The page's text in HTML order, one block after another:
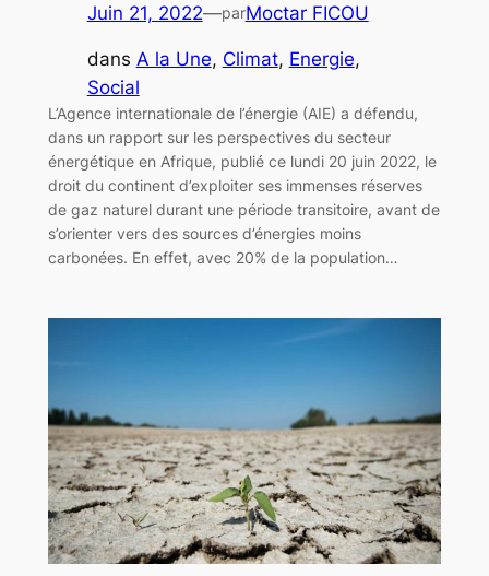
Juin 21, 2022—parMoctar FICOU
dans A la Une, Climat, Energie
Social
L’Agence internationale de l’énergie (AIE) a défendu,
dans un rapport sur les perspectives du secteur
énergétique en Afrique, publié ce lundi 20 juin 2022, le
droit du continent d’exploiter ses immenses réserves
de gaz naturel durant une période transitoire, avant de
s’orienter vers des sources d’énergies moins
carbonées. En effet, avec 20% de la population…